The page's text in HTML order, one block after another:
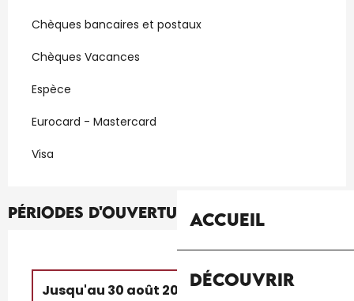
Accueil
Découvrir
Chèques bancaires et postaux
Chèques Vacances
Espèce
Eurocard - Mastercard
Visa
Périodes d'ouverture
Jusqu'au 30 août 2026